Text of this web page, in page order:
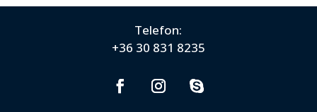
Telefon:
+36 30 831 8235